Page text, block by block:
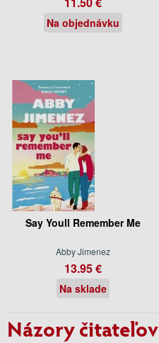
Na objednávku
Say Youll Remember Me
Abby Jimenez
13.95 €
Na sklade
Názory čitateľov